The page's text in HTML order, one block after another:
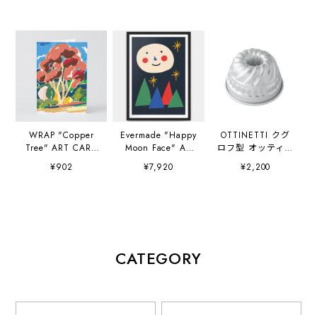
WRAP "Copper
Tree" ART CARD
Artwork by
Charlotte Trounce
¥902
Evermade "Happy
Moon Face" A3
(297×420mm) Art
Print Artwork by
¥7,920
OTTINETTI クグ
ロフ型 オッティネ
ッティ社
¥2,200
CATEGORY